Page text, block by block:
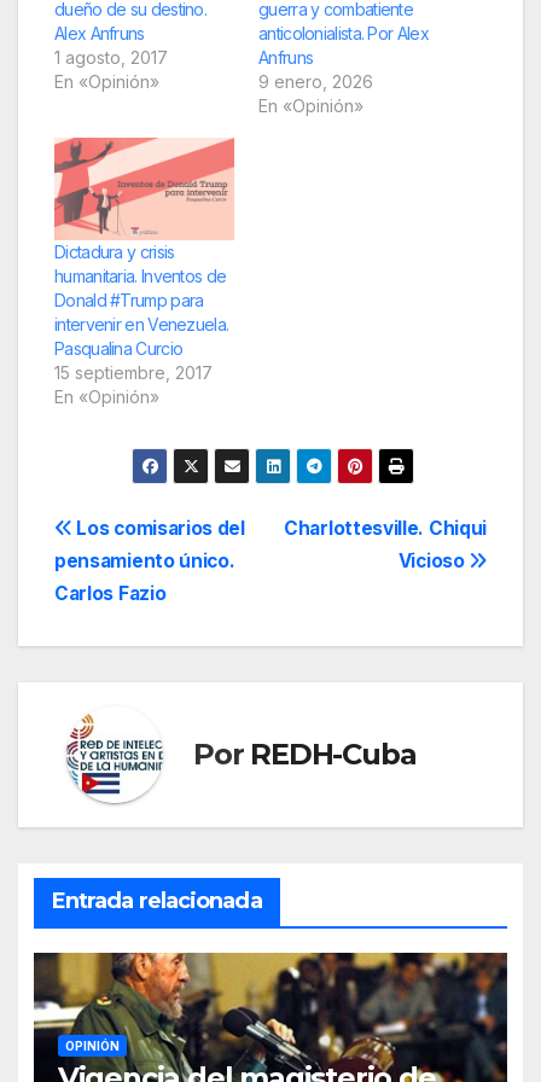
dueño de su destino.
Alex Anfruns
1 agosto, 2017
En «Opinión»
guerra y combatiente
anticolonialista. Por Alex
Anfruns
9 enero, 2026
En «Opinión»
Dictadura y crisis
humanitaria. Inventos de
Donald #Trump para
intervenir en Venezuela.
Pasqualina Curcio
15 septiembre, 2017
En «Opinión»
Navegación
de
entradas
Charlottesville. Chiqui
Vicioso
Los comisarios del
pensamiento único.
Carlos Fazio
Por REDH-Cuba
Entrada relacionada
OPINIÓN